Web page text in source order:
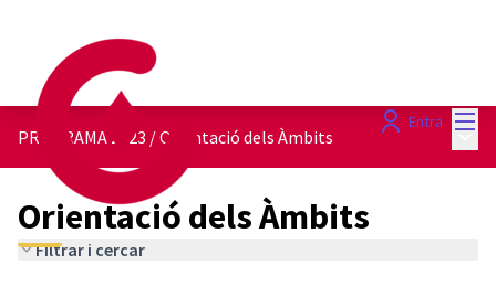
Entra
PROGRAMA 2023 /Orientació dels Àmbits
Orientació dels Àmbits
Filtrar i cercar